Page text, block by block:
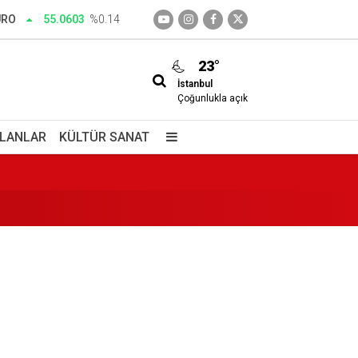
55.0603 %0.14
23°
İstanbul
Çoğunlukla açık
KÜLTÜR SANAT